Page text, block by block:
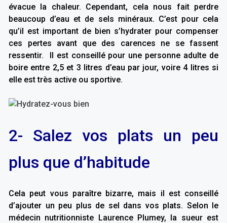
évacue la chaleur. Cependant, cela nous fait perdre
beaucoup d’eau et de sels minéraux. C’est pour cela
qu’il est important de bien s’hydrater pour compenser
ces pertes avant que des carences ne se fassent
ressentir. Il est conseillé pour une personne adulte de
boire entre 2,5 et 3 litres d’eau par jour, voire 4 litres si
elle est très active ou sportive.
2- Salez vos plats un peu
plus que d’habitude
Cela peut vous paraître bizarre, mais il est conseillé
d’ajouter un peu plus de sel dans vos plats. Selon le
médecin nutritionniste Laurence Plumey, la sueur est